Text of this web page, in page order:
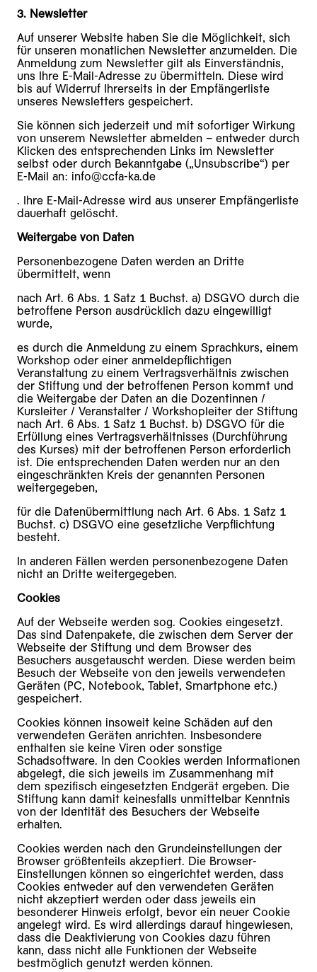
3. Newsletter
Auf unserer Website haben Sie die Möglichkeit, sich
für unseren monatlichen Newsletter anzumelden. Die
Anmeldung zum Newsletter gilt als Einverständnis,
uns Ihre E-Mail-Adresse zu übermitteln. Diese wird
bis auf Widerruf Ihrerseits in der Empfängerliste
unseres Newsletters gespeichert.
Sie können sich jederzeit und mit sofortiger Wirkung
von unserem Newsletter abmelden – entweder durch
Klicken des entsprechenden Links im Newsletter
selbst oder durch Bekanntgabe („Unsubscribe“) per
E-Mail an: info@ccfa-ka.de
. Ihre E-Mail-Adresse wird aus unserer Empfängerliste
dauerhaft gelöscht.
Weitergabe von Daten
Personenbezogene Daten werden an Dritte
übermittelt, wenn
nach Art. 6 Abs. 1 Satz 1 Buchst. a) DSGVO durch die
betroffene Person ausdrücklich dazu eingewilligt
wurde,
es durch die Anmeldung zu einem Sprachkurs, einem
Workshop oder einer anmeldepflichtigen
Veranstaltung zu einem Vertragsverhältnis zwischen
der Stiftung und der betroffenen Person kommt und
die Weitergabe der Daten an die Dozentinnen /
Kursleiter / Veranstalter / Workshopleiter der Stiftung
nach Art. 6 Abs. 1 Satz 1 Buchst. b) DSGVO für die
Erfüllung eines Vertragsverhältnisses (Durchführung
des Kurses) mit der betroffenen Person erforderlich
ist. Die entsprechenden Daten werden nur an den
eingeschränkten Kreis der genannten Personen
weitergegeben,
für die Datenübermittlung nach Art. 6 Abs. 1 Satz 1
Buchst. c) DSGVO eine gesetzliche Verpflichtung
besteht.
In anderen Fällen werden personenbezogene Daten
nicht an Dritte weitergegeben.
Cookies
Auf der Webseite werden sog. Cookies eingesetzt.
Das sind Datenpakete, die zwischen dem Server der
Webseite der Stiftung und dem Browser des
Besuchers ausgetauscht werden. Diese werden beim
Besuch der Webseite von den jeweils verwendeten
Geräten (PC, Notebook, Tablet, Smartphone etc.)
gespeichert.
Cookies können insoweit keine Schäden auf den
verwendeten Geräten anrichten. Insbesondere
enthalten sie keine Viren oder sonstige
Schadsoftware. In den Cookies werden Informationen
abgelegt, die sich jeweils im Zusammenhang mit
dem spezifisch eingesetzten Endgerät ergeben. Die
Stiftung kann damit keinesfalls unmittelbar Kenntnis
von der Identität des Besuchers der Webseite
erhalten.
Cookies werden nach den Grundeinstellungen der
Browser größtenteils akzeptiert. Die Browser-
Einstellungen können so eingerichtet werden, dass
Cookies entweder auf den verwendeten Geräten
nicht akzeptiert werden oder dass jeweils ein
besonderer Hinweis erfolgt, bevor ein neuer Cookie
angelegt wird. Es wird allerdings darauf hingewiesen,
dass die Deaktivierung von Cookies dazu führen
kann, dass nicht alle Funktionen der Webseite
bestmöglich genutzt werden können.